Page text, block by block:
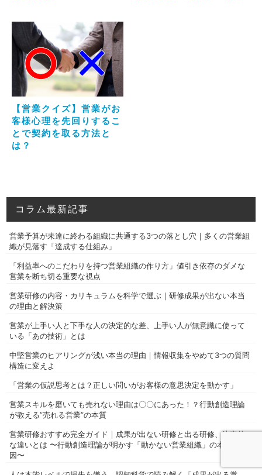
【営業クイズ】営業がお
客様心理を先回りするこ
とで契約を取る方法と
は？
コラム最新記事
営業予算が未達に終わる組織に共通する3つの落とし穴｜多くの営業組
織が見落す「達成する仕組み」
「利益率へのこだわりを持つ営業組織の作り方」値引き依存のダメな
営業を断ち切る重要な視点
営業研修の内容・カリキュラムを科学で選ぶ｜研修成果が出ない本当
の理由と解決策
営業が上手い人と下手な人の決定的な差、上手い人が無意識に使って
いる「あの技術」とは
中堅営業のヒアリングが浅い本当の理由｜情報収集をやめて3つの質問
構造に変えよ
「営業の仮説思考とは？正しい問いがお客様の意思決定を動かす」
営業スキルを磨いても売れない理由は〇〇にあった！？行動創造理論
が教える”売れる営業”の本質
営業研修おすすめ完全ガイド｜成果が出ない研修と出る研修、決定的
な違いとは 〜行動創造理論が明かす「動かない営業組織」の本当の原
因〜